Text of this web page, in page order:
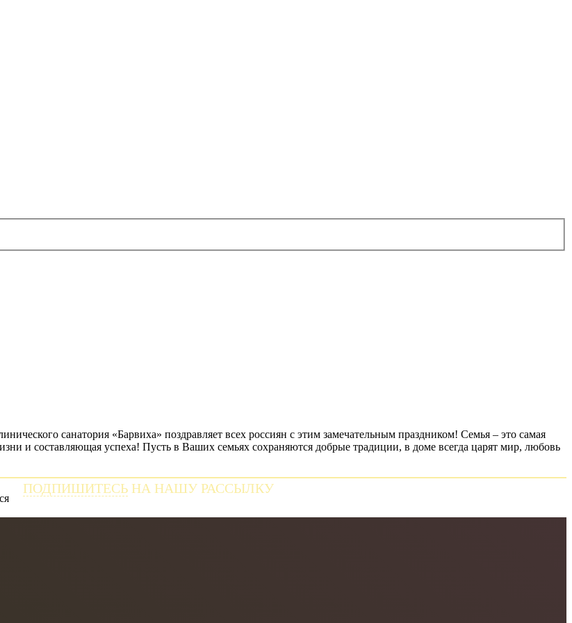
санатория «Барвиха» поздравляет всех россиян с этим замечательным праздником! Семья – это самая
и составляющая успеха! Пусть в Ваших семьях сохраняются добрые традиции, в доме всегда царят мир, любовь
ПОДПИШИТЕСЬНА НАШУ РАССЫЛКУ